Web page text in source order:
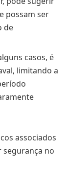
possam ser
de
casos, é
limitando a
associados
segurança no